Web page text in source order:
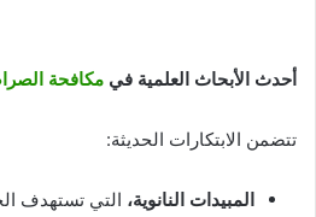
أحدث الأبحاث العلمية في مكافحة
تتضمن الابتكارات الحديثة:
المبيدات النانوية، التي تستهدف